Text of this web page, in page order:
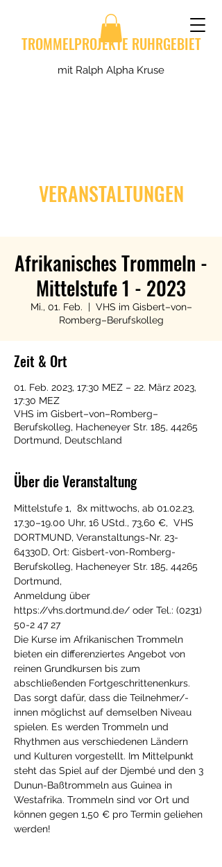
TROMMELPROJEKTE RUHRGEBIET
mit Ralph Alpha Kruse
VERANSTALTUNGEN
Afrikanisches Trommeln -
Mittelstufe 1 - 2023
Mi., 01. Feb.
  |
VHS im Gisbert–von–
Romberg–Berufskolleg
Zeit & Ort
01. Feb. 2023, 17:30 MEZ – 22. März 2023,
17:30 MEZ
VHS im Gisbert–von–Romberg–
Berufskolleg, Hacheneyer Str. 185, 44265
Dortmund, Deutschland
Über die Veranstaltung
Mittelstufe 1,  8x mittwochs, ab 01.02.23,
17.30–19.00 Uhr, 16 UStd., 73,60 €,  VHS
DORTMUND, Veranstaltungs-Nr. 23-
64330D, Ort: Gisbert-von-Romberg-
Berufskolleg, Hacheneyer Str. 185, 44265
Dortmund,
Anmeldung über
https://vhs.dortmund.de/ oder Tel.: (0231)
50-2 47 27
Die Kurse im Afrikanischen Trommeln
bieten ein differenziertes Angebot von
reinen Grundkursen bis zum
abschließenden Fortgeschrittenenkurs.
Das sorgt dafür, dass die Teilnehmer/-
innen möglichst auf demselben Niveau
spielen. Es werden Trommeln und
Rhythmen aus verschiedenen Ländern
und Kulturen vorgestellt. Im Mittelpunkt
steht das Spiel auf der Djembé und den 3
Dunun-Baßtrommeln aus Guinea in
Westafrika. Trommeln sind vor Ort und
können gegen 1,50 € pro Termin geliehen
werden!